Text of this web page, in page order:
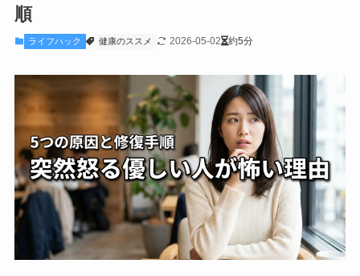
順
ライフハック 健康のススメ 2026-05-02 約5分